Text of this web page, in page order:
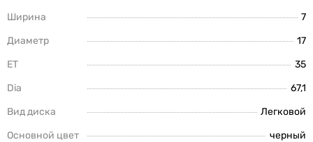
Ширина
7
Диаметр
17
ET
35
Dia
67,1
Вид диска
Легковой
Основной цвет
черный